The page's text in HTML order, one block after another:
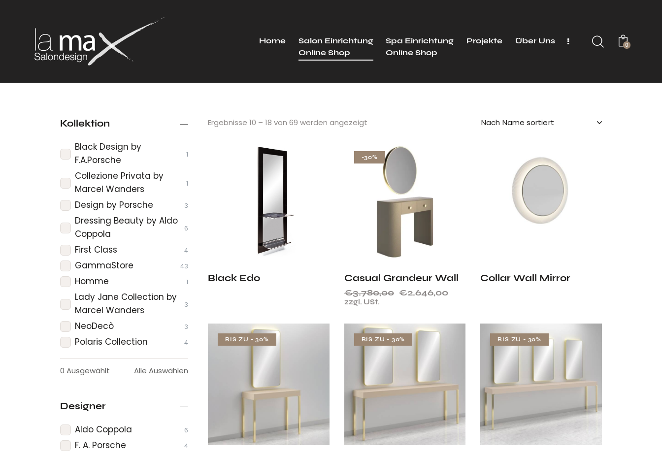
Home
Salon Einrichtung
Online Shop
Spa Einrichtung
Online Shop
Projekte Über Uns 0
Ergebnisse 10 – 18 von 69 werden angezeigt
Black Edo
-30%
Casual Grandeur Wall
€3.780,00 €2.646,00
zzgl. USt.
Collar Wall Mirror
BIS ZU - 30% BIS ZU - 30% BIS ZU - 30%
Kollektion
Black Design by
F.A.Porsche
1
Collezione Privata by
Marcel Wanders
1
Design by Porsche 3
Dressing Beauty by Aldo
Coppola
6
First Class 4
GammaStore 43
Homme 1
Lady Jane Collection by
Marcel Wanders
3
NeoDecò 3
Polaris Collection 4
0 Ausgewählt Alle Auswählen
Designer
Aldo Coppola 6
F. A. Porsche 4